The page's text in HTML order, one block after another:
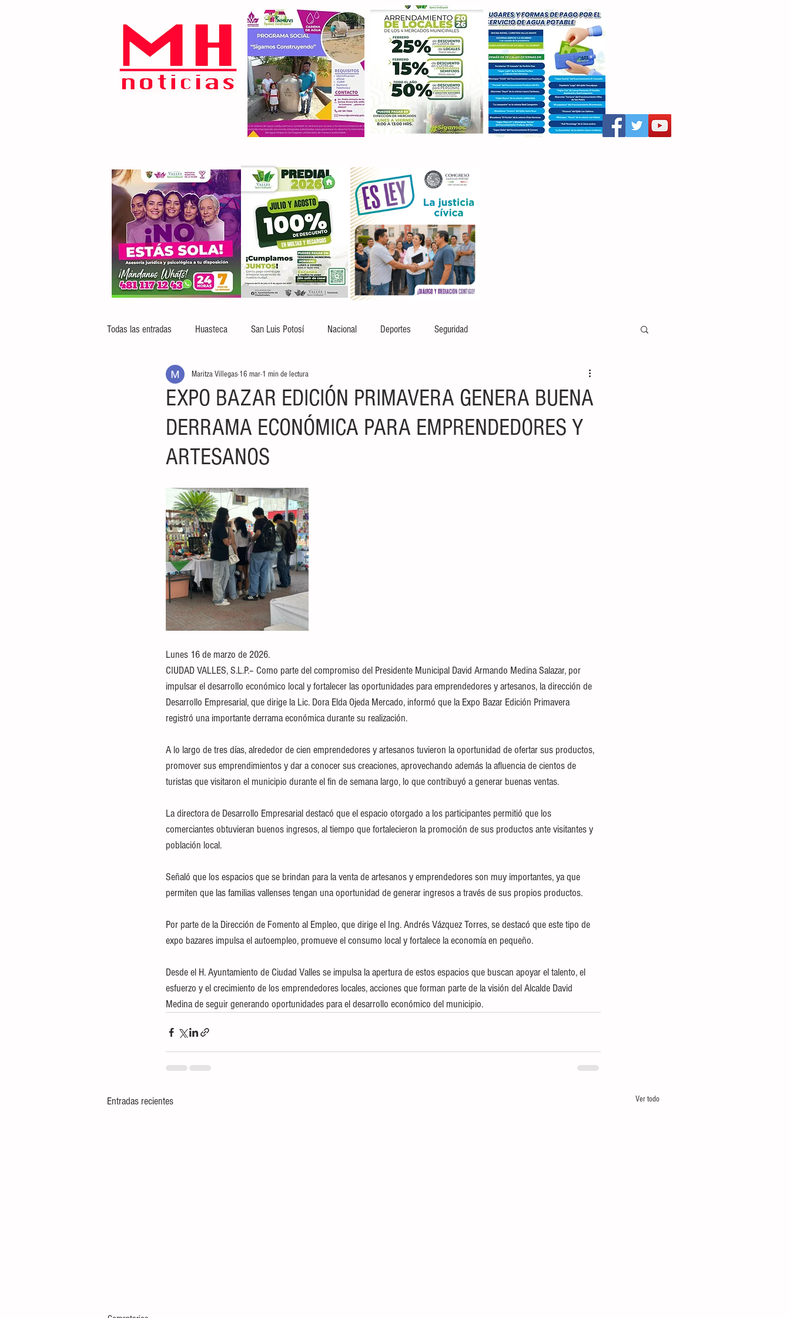
Todas las entradas Huasteca San Luis Potosí Nacional Deportes Seguridad
EXPO BAZAR EDICIÓN PRIMAVERA GENERA BUENA
DERRAMA ECONÓMICA PARA EMPRENDEDORES Y
ARTESANOS
Maritza Villegas 16 mar 1 min de lectura
Lunes 16 de marzo de 2026.
CIUDAD VALLES, S.L.P.– Como parte del compromiso del Presidente Municipal David Armando Medina Salazar, por
impulsar el desarrollo económico local y fortalecer las oportunidades para emprendedores y artesanos, la dirección de
Desarrollo Empresarial, que dirige la Lic. Dora Elda Ojeda Mercado, informó que la Expo Bazar Edición Primavera
registró una importante derrama económica durante su realización.
A lo largo de tres días, alrededor de cien emprendedores y artesanos tuvieron la oportunidad de ofertar sus productos,
promover sus emprendimientos y dar a conocer sus creaciones, aprovechando además la afluencia de cientos de
turistas que visitaron el municipio durante el fin de semana largo, lo que contribuyó a generar buenas ventas.
La directora de Desarrollo Empresarial destacó que el espacio otorgado a los participantes permitió que los
comerciantes obtuvieran buenos ingresos, al tiempo que fortalecieron la promoción de sus productos ante visitantes y
población local.
Señaló que los espacios que se brindan para la venta de artesanos y emprendedores son muy importantes, ya que
permiten que las familias vallenses tengan una oportunidad de generar ingresos a través de sus propios productos.
Por parte de la Dirección de Fomento al Empleo, que dirige el Ing. Andrés Vázquez Torres, se destacó que este tipo de
expo bazares impulsa el autoempleo, promueve el consumo local y fortalece la economía en pequeño.
Desde el H. Ayuntamiento de Ciudad Valles se impulsa la apertura de estos espacios que buscan apoyar el talento, el
esfuerzo y el crecimiento de los emprendedores locales, acciones que forman parte de la visión del Alcalde David
Medina de seguir generando oportunidades para el desarrollo económico del municipio.
Entradas recientes Ver todo